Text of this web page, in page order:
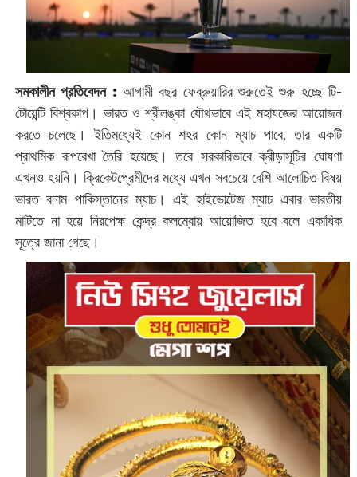
সমকালীন প্রতিবেদন : আগামী বছর ফেব্রুয়ারির শুরুতেই শুরু হচ্ছে টি-
টোয়েন্টি বিশ্বকাপ। ভারত ও শ্রীলঙ্কা যৌথভাবে এই মহাযজ্ঞের আয়োজন
করতে চলেছে। ইতিমধ্যেই কোন শহর কোন ম্যাচ পাবে, তার একটি
প্রাথমিক রূপরেখা তৈরি হয়েছে। তবে সরকারিভাবে ক্রীড়াসূচির ঘোষণা
এখনও হয়নি। ক্রিকেটপ্রেমীদের মধ্যে এখন সবচেয়ে বেশি আলোচিত বিষয়
ভারত বনাম পাকিস্তানের ম্যাচ। এই হাইভোল্টেজ ম্যাচ এবার ভারতীয়
মাটিতে না হয়ে নিরপেক্ষ কেন্দ্র কলম্বোয় আয়োজিত হবে বলে একাধিক
সূত্রে জানা গেছে।